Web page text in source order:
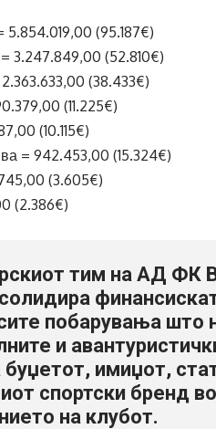
5.854.019,00 (95.187€)
3.247.849,00 (52.810€)
(38.433€)
(11.225€)
(10.115€)
= 942.453,00 (15.324€)
(3.605€)
(2.386€)
тим на АД ФК
побарувања што
и
имиџот,
спортски бренд
на клубот.